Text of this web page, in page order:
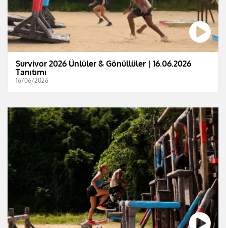
Survivor 2026 Ünlüler & Gönüllüler | 16.06.2026
Tanıtımı
16/06/2026